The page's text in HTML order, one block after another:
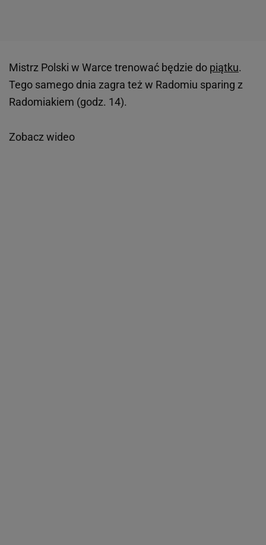
Mistrz Polski w Warce trenować będzie do piątku.
Tego samego dnia zagra też w Radomiu sparing z
Radomiakiem (godz. 14).
Zobacz wideo